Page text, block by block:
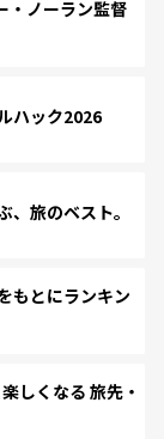
・ノーラン監督
ハック2026
旅のベスト。
もとにランキン
しくなる 旅先・